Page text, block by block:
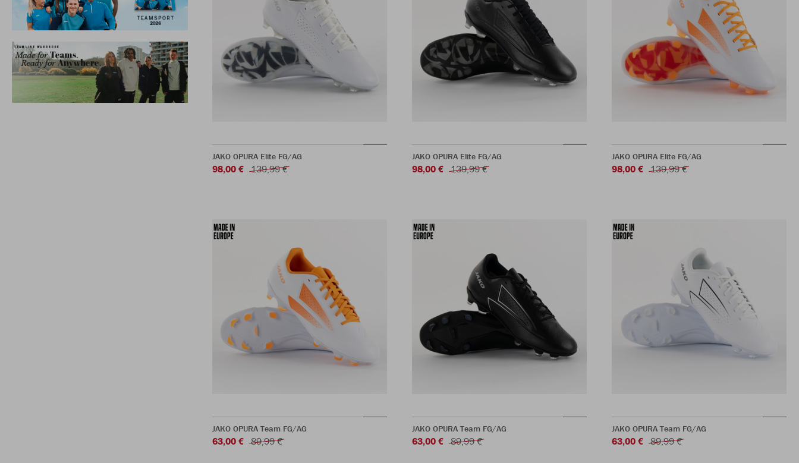
JAKO OPURA Elite FG/AG
98,00 € 139,99 €
JAKO OPURA Elite FG/AG
98,00 € 139,99 €
JAKO OPURA Elite FG/AG
98,00 € 139,99 €
JAKO OPURA Team FG/AG
63,00 € 89,99 €
JAKO OPURA Team FG/AG
63,00 € 89,99 €
JAKO OPURA Team FG/AG
63,00 € 89,99 €